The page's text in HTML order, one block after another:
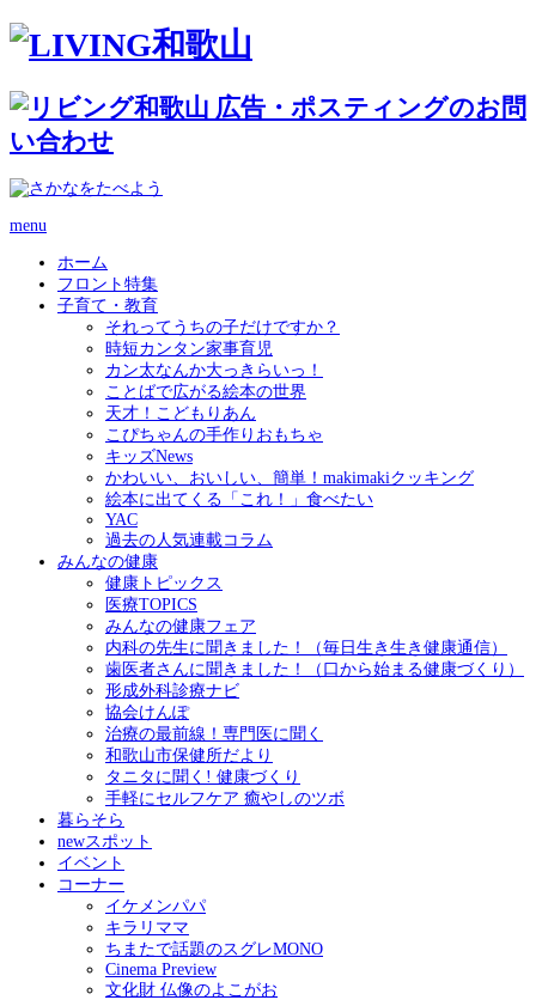
menu
ホーム
フロント特集
子育て・教育
それってうちの子だけですか？
時短カンタン家事育児
カン太なんか大っきらいっ！
ことばで広がる絵本の世界
天才！こどもりあん
こぴちゃんの手作りおもちゃ
キッズNews
かわいい、おいしい、簡単！makimakiクッキング
絵本に出てくる「これ！」食べたい
YAC
過去の人気連載コラム
みんなの健康
健康トピックス
医療TOPICS
みんなの健康フェア
内科の先生に聞きました！（毎日生き生き健康通信）
歯医者さんに聞きました！（口から始まる健康づくり）
形成外科診療ナビ
協会けんぽ
治療の最前線！専門医に聞く
和歌山市保健所だより
タニタに聞く! 健康づくり
手軽にセルフケア 癒やしのツボ
暮らそら
newスポット
イベント
コーナー
イケメンパパ
キラリママ
ちまたで話題のスグレMONO
Cinema Preview
文化財 仏像のよこがお